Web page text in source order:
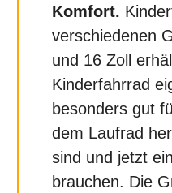
Komfort.
verschiedenen
und 16 Zoll
Kinderfahrrad
besonders gut
dem Laufrad
sind und jetzt
brauchen. Die